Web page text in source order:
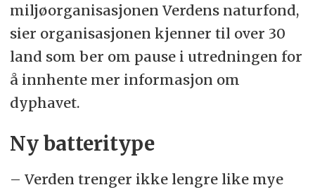
miljøorganisasjonen Verdens naturfond,
sier organisasjonen kjenner til over 30
land som ber om pause i utredningen for
å innhente mer informasjon om
dyphavet.
Ny batteritype
– Verden trenger ikke lengre like mye